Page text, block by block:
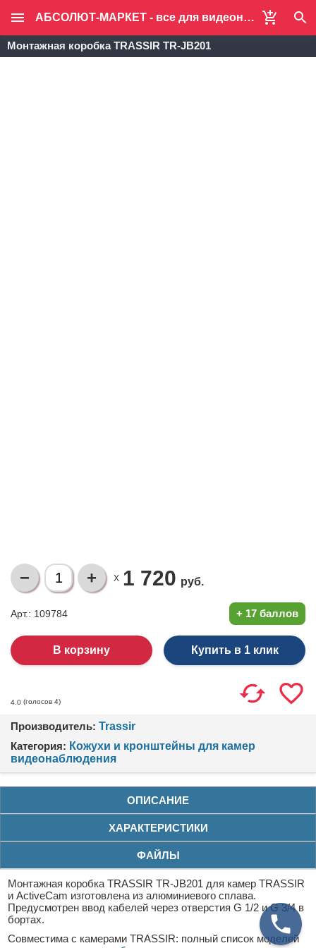
АБСОЛЮТ-МАРКЕТ - все для видеонаблюдения и систем безопасности
Монтажная коробка TRASSIR TR-JB201
X 1 720 руб.
Арт.: 109784 + 17 баллов
Купить в 1 клик
4.0 (голосов 4)
Производитель: Trassir
Категория: Кожухи и кронштейны для камер
видеонаблюдения
ОПИСАНИЕ
ХАРАКТЕРИСТИКИ
ФАЙЛЫ
Монтажная коробка TRASSIR TR-JB201 для камер TRASSIR
и ActiveCam изготовлена из алюминиевого сплава.
Предусмотрен ввод кабелей через отверстия G 1/2 и G 3/4 в
бортах.
Совместима с камерами TRASSIR: полный список моделей